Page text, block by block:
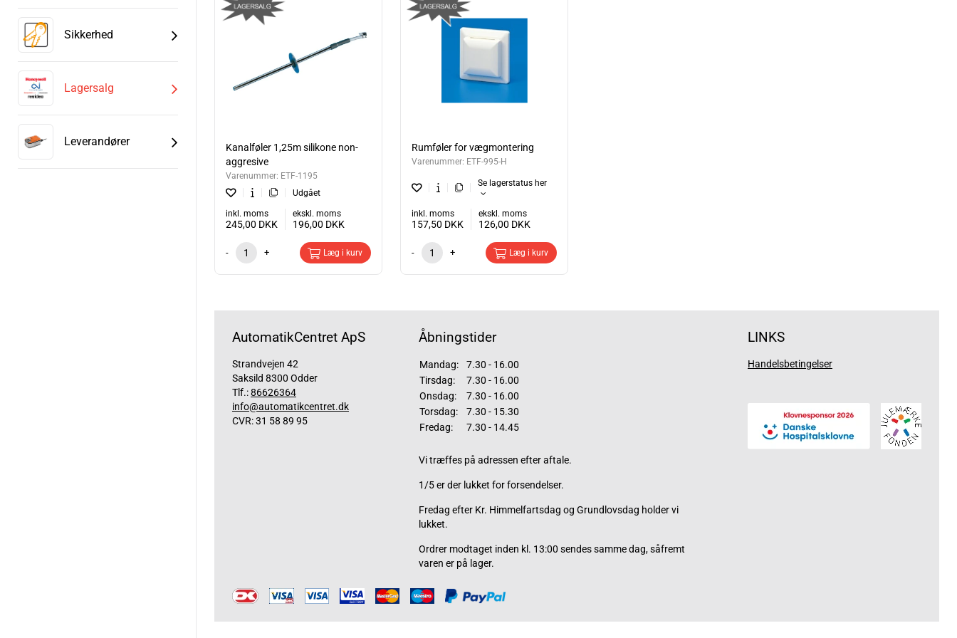
Sikkerhed
Lagersalg
Leverandører
Kanalføler 1,25m silikone non-
aggresive
Varenummer: ETF-1195
Udgået
inkl. moms
245,00 DKK
ekskl. moms
196,00 DKK
- + Læg i kurv
Rumføler for vægmontering
Varenummer: ETF-995-H
Se lagerstatus her
inkl. moms
157,50 DKK
ekskl. moms
126,00 DKK
- + Læg i kurv
AutomatikCentret ApS
Strandvejen 42
Saksild 8300 Odder
Tlf.:86626364
info@automatikcentret.dk
CVR: 31 58 89 95
Åbningstider
Mandag:
7.30 - 16.00
Tirsdag:
7.30 - 16.00
Onsdag:
7.30 - 16.00
Torsdag:
7.30 - 15.30
Fredag:
7.30 - 14.45
Vi træffes på adressen efter aftale.
1/5 er der lukket for forsendelser.
Fredag efter Kr. Himmelfartsdag og Grundlovsdag holder vi
lukket.
Ordrer modtaget inden kl. 13:00 sendes samme dag, såfremt
varen er på lager.
LINKS
Handelsbetingelser